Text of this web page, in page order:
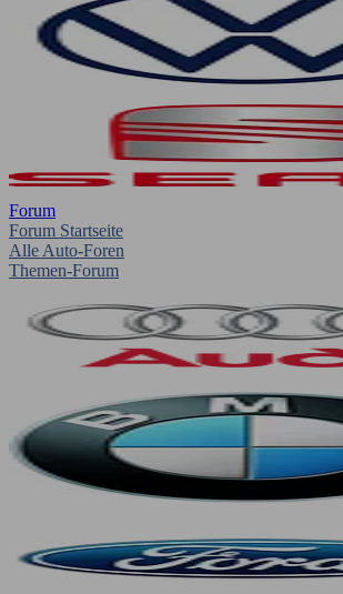
Forum
Forum Startseite
Alle Auto-Foren
Themen-Forum